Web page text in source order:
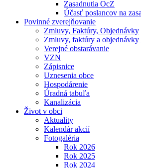
Zasadnutia OcZ
Účasť poslancov na
Povinné zverejňovanie
Zmluvy, Faktúry, Objednávky
Zmluvy, faktúry a objednávky
Verejné obstarávanie
VZN
Zápisnice
Uznesenia obce
Hospodárenie
Úradná tabuľa
Kanalizácia
Život v obci
Aktuality
Kalendár akcií
Fotogaléria
Rok 2026
Rok 2025
Rok 2024